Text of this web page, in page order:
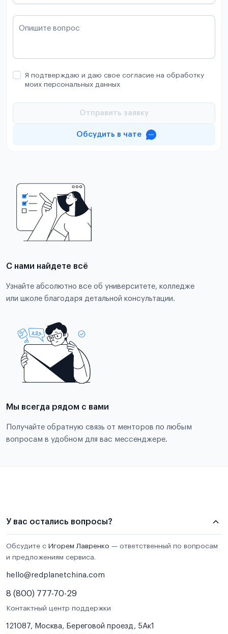
Опишите вопрос
Я подтверждаю и даю свое согласие на обработку
моих персональных данных
Отправить заявку
Обсудить в чате
С нами найдете всё
Узнайте абсолютно все об университете, колледже
или школе благодаря детальной консультации.
Мы всегда рядом с вами
Получайте обратную связь от менторов по любым
вопросам в удобном для вас мессенджере.
У вас остались вопросы?
Обсудите с Игорем Лавренко — ответственный по вопросам
и предложениям сервиса.
hello@redplanetchina.com
8 (800) 777-70-29
Контактный центр поддержки
121087, Москва, Береговой проезд, 5Ак1